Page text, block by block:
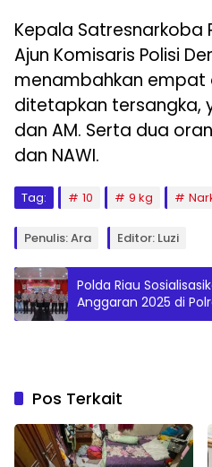
Kepala Satresnarkoba
Ajun Komisaris Polisi
menambahkan empat
ditetapkan tersangka,
dan AM. Serta dua
dan NAWI.
Tag: 10 9 kg
Penulis: Ara Editor: Luzi
Polda Riau
Anggaran 2025 di
Pos Terkait